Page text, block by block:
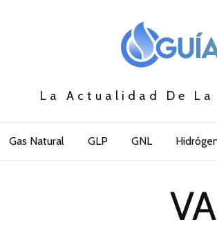
La Actualidad De
Gas Natural GLP GNL